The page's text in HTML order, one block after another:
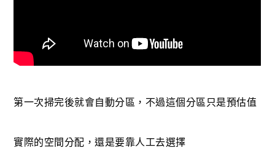
第一次掃完後就會自動分區，不過這個分區只是預估值
實際的空間分配，還是要靠人工去選擇